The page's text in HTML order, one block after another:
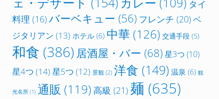
タイ
料理 (16)バーベキュー (56) フレンチ (20)ベ
ジタリアン (13) ホテル(6) 中華 (126) 交通手段(5)
和食 (386) 居酒屋・バー (68) 星3つ (10)
星4つ (14) 星5つ (12) 景観(2) 洋食 (149) 温泉 (6) 観
光名所(1) 通販 (119) 高級 (21) 麺 (635)